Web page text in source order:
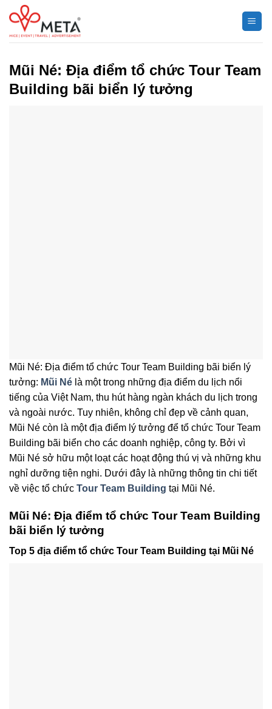
Chuyển
đến
nội
Mũi Né: Địa điểm tổ chức Tour Team
Building bãi biển lý tưởng
Mũi Né: Địa điểm tổ chức Tour Team Building bãi biển lý
tưởng: Mũi Né là một trong những địa điểm du lịch nổi
tiếng của Việt Nam, thu hút hàng ngàn khách du lịch trong
và ngoài nước. Tuy nhiên, không chỉ đẹp về cảnh quan,
Mũi Né còn là một địa điểm lý tưởng để tổ chức Tour Team
Building bãi biển cho các doanh nghiệp, công ty. Bởi vì
Mũi Né sở hữu một loạt các hoạt động thú vị và những khu
nghỉ dưỡng tiện nghi. Dưới đây là những thông tin chi tiết
về việc tổ chức Tour Team Building tại Mũi Né.
Mũi Né: Địa điểm tổ chức Tour Team Building
bãi biển lý tưởng
Top 5 địa điểm tổ chức Tour Team Building tại Mũi Né